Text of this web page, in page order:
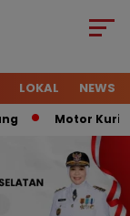
LOKAL NEWS
Motor Kurir Raib